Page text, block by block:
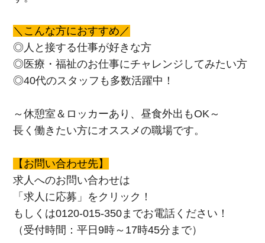
＼こんな方におすすめ／
◎人と接する仕事が好きな方
◎医療・福祉のお仕事にチャレンジしてみたい方
◎40代のスタッフも多数活躍中！
～休憩室＆ロッカーあり、昼食外出もOK～
長く働きたい方にオススメの職場です。
【お問い合わせ先】
求人へのお問い合わせは
「求人に応募」をクリック！
もしくは0120-015-350までお電話ください！
（受付時間：平日9時～17時45分まで）